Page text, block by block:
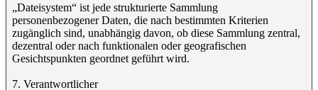
„Dateisystem“ ist jede strukturierte Sammlung
personenbezogener Daten, die nach bestimmten Kriterien
zugänglich sind, unabhängig davon, ob diese Sammlung zentral,
dezentral oder nach funktionalen oder geografischen
Gesichtspunkten geordnet geführt wird.
7. Verantwortlicher